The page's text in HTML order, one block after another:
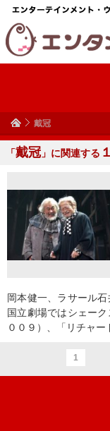
戴冠
「戴冠」に関連する １
岡本健一、ラサール
国立劇場ではシェー
００９）、「リチャー
1